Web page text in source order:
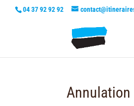
04 37 92 92 92
Annulation